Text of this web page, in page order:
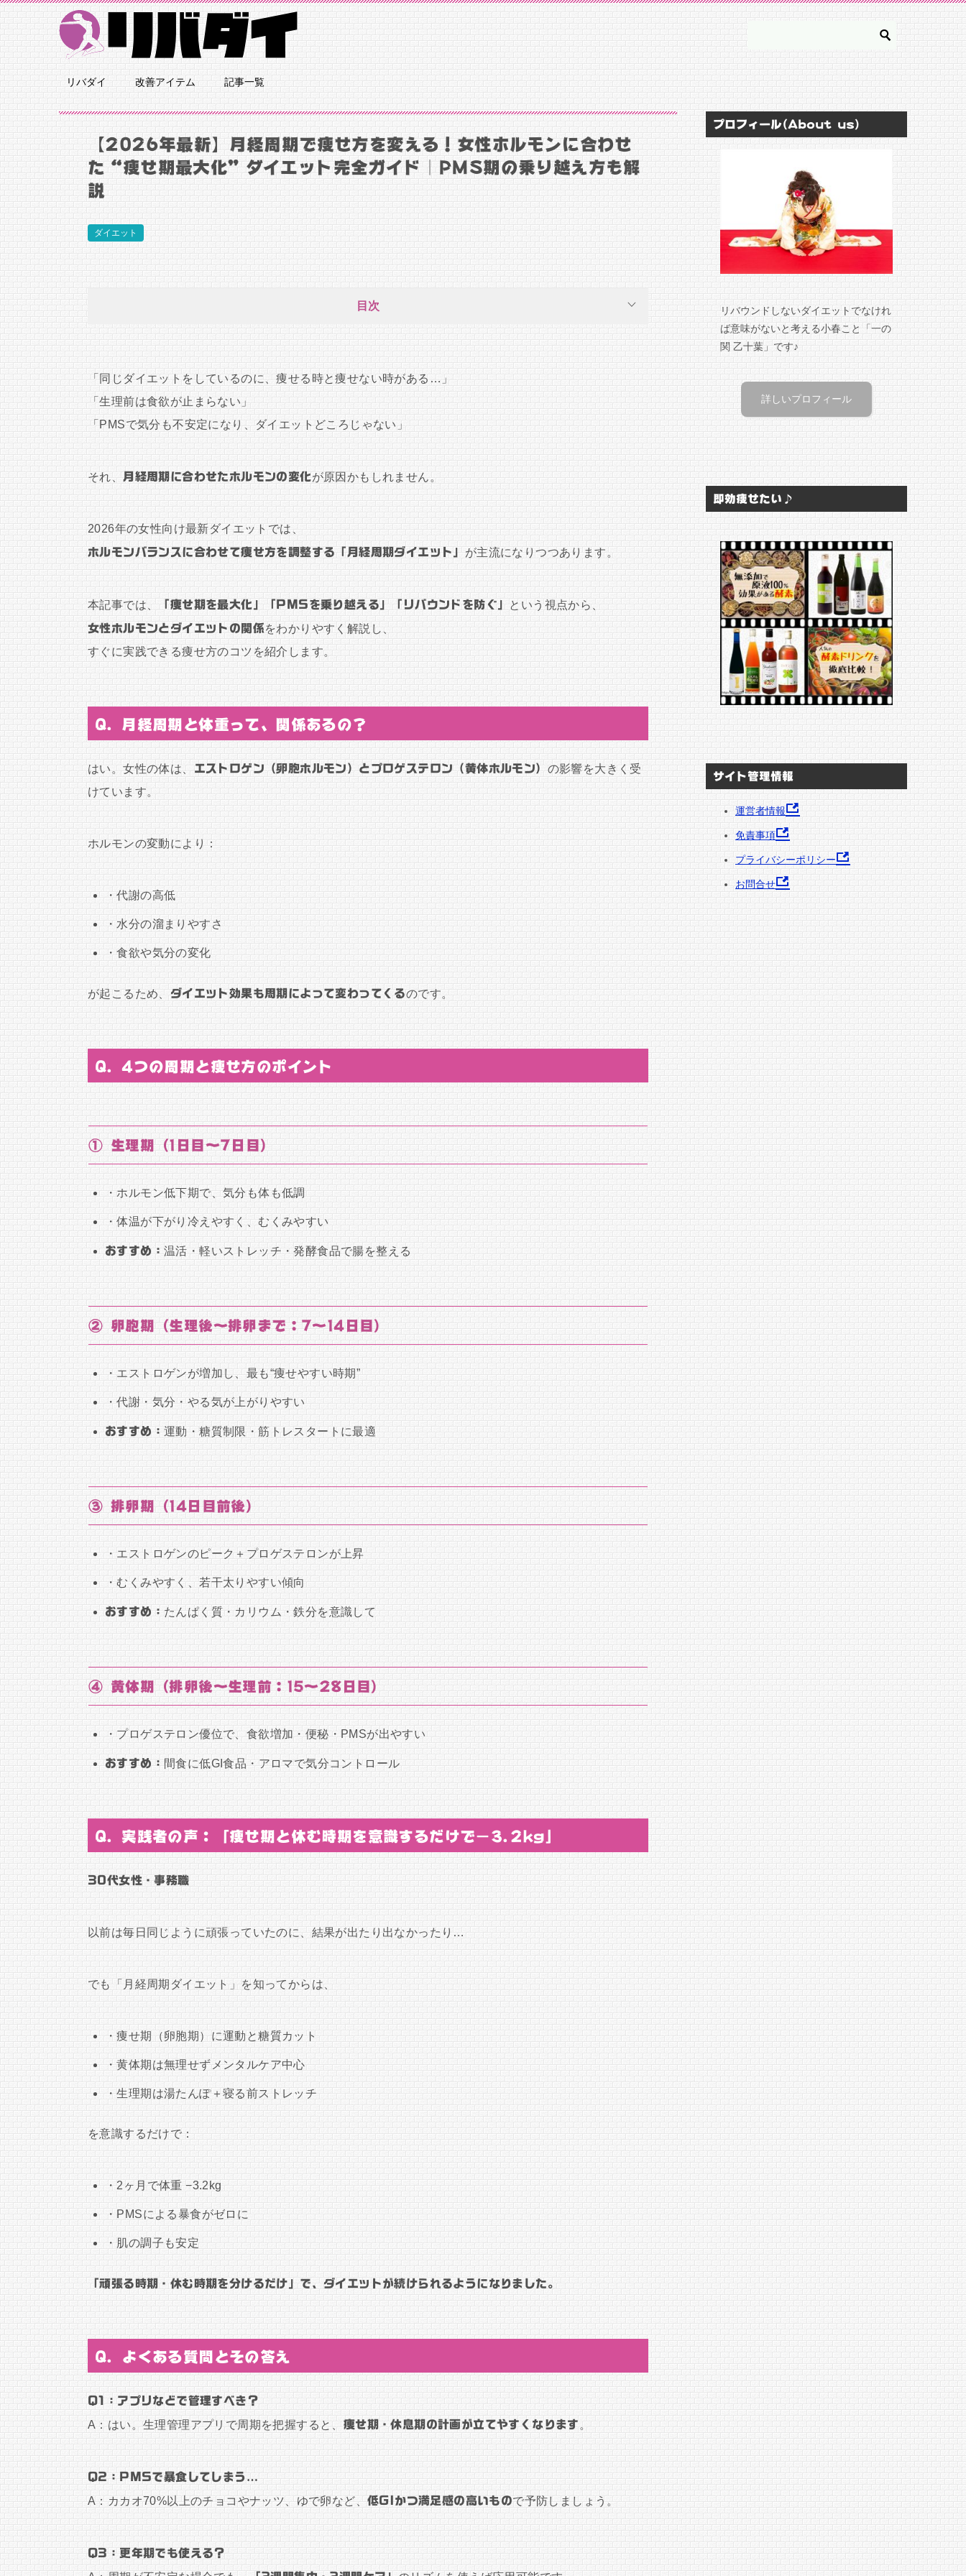
リバダイ 改善アイテム 記事一覧
【2026年最新】月経周期で痩せ方を変える！女性ホルモンに合わせ
た“痩せ期最大化”ダイエット完全ガイド｜PMS期の乗り越え方も解
説
ダイエット
目次
「同じダイエットをしているのに、痩せる時と痩せない時がある…」
「生理前は食欲が止まらない」
「PMSで気分も不安定になり、ダイエットどころじゃない」
それ、月経周期に合わせたホルモンの変化が原因かもしれません。
2026年の女性向け最新ダイエットでは、
ホルモンバランスに合わせて痩せ方を調整する「月経周期ダイエット」 が主流になりつつあります。
本記事では、 「痩せ期を最大化」「PMSを乗り越える」「リバウンドを防ぐ」 という視点から、
女性ホルモンとダイエットの関係をわかりやすく解説し、
すぐに実践できる痩せ方のコツを紹介します。
Q. 月経周期と体重って、関係あるの？
はい。女性の体は、 エストロゲン（卵胞ホルモン）とプロゲステロン（黄体ホルモン） の影響を大きく受
けています。
ホルモンの変動により：
・代謝の高低
・水分の溜まりやすさ
・食欲や気分の変化
が起こるため、 ダイエット効果も周期によって変わってくるのです。
Q. 4つの周期と痩せ方のポイント
① 生理期（1日目〜7日目）
・ホルモン低下期で、気分も体も低調
・体温が下がり冷えやすく、むくみやすい
おすすめ： 温活・軽いストレッチ・発酵食品で腸を整える
② 卵胞期（生理後〜排卵まで：7〜14日目）
・エストロゲンが増加し、最も“痩せやすい時期”
・代謝・気分・やる気が上がりやすい
おすすめ： 運動・糖質制限・筋トレスタートに最適
③ 排卵期（14日目前後）
・エストロゲンのピーク＋プロゲステロンが上昇
・むくみやすく、若干太りやすい傾向
おすすめ： たんぱく質・カリウム・鉄分を意識して
④ 黄体期（排卵後〜生理前：15〜28日目）
・プロゲステロン優位で、食欲増加・便秘・PMSが出やすい
おすすめ： 間食に低GI食品・アロマで気分コントロール
Q. 実践者の声：「痩せ期と休む時期を意識するだけで−3.2kg」
30代女性・事務職
以前は毎日同じように頑張っていたのに、結果が出たり出なかったり…
でも「月経周期ダイエット」を知ってからは、
・痩せ期（卵胞期）に運動と糖質カット
・黄体期は無理せずメンタルケア中心
・生理期は湯たんぽ＋寝る前ストレッチ
を意識するだけで：
・2ヶ月で体重 −3.2kg
・PMSによる暴食がゼロに
・肌の調子も安定
「頑張る時期・休む時期を分けるだけ」で、ダイエットが続けられるようになりました。
Q. よくある質問とその答え
Q1：アプリなどで管理すべき？
A：はい。生理管理アプリで周期を把握すると、 痩せ期・休息期の計画が立てやすくなります 。
Q2：PMSで暴食してしまう…
A：カカオ70%以上のチョコやナッツ、ゆで卵など、 低GIかつ満足感の高いもので予防しましょう。
Q3：更年期でも使える？
プロフィール(About us)
リバウンドしないダイエットでなけれ
ば意味がないと考える小春こと「一の
関 乙十葉」です♪
詳しいプロフィール
即効痩せたい♪
サイト管理情報
運営者情報
免責事項
プライバシーポリシー
お問合せ